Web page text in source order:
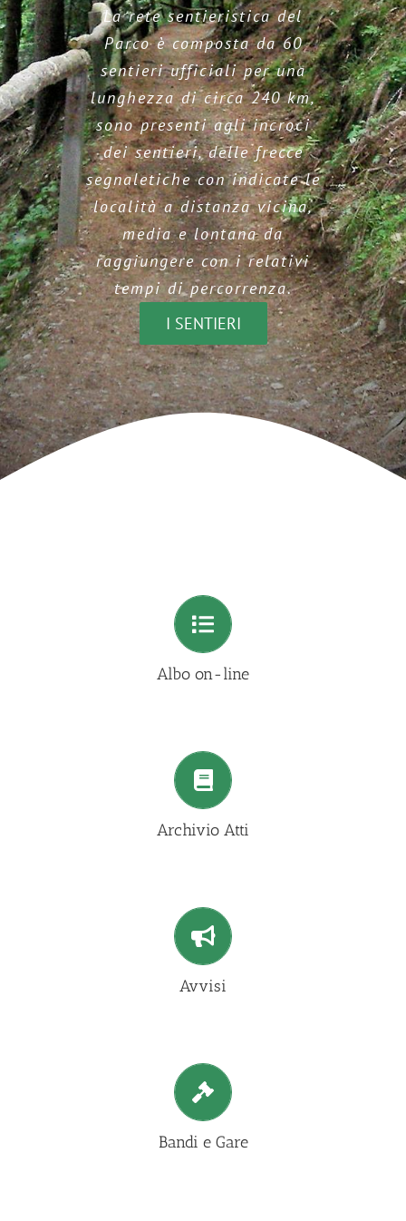
La rete sentieristica del
Parco è composta da 60
sentieri ufficiali per una
lunghezza di circa 240 km,
sono presenti agli incroci
dei sentieri, delle frecce
segnaletiche con indicate le
località a distanza vicina,
media e lontana da
raggiungere con i relativi
tempi di percorrenza.
I SENTIERI
Albo on-line
Albo on-line
Archivio Atti
Archivio Atti
Avvisi
Avvisi
Bandi e Gare
Bandi e Gare